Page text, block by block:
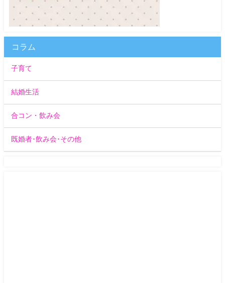
コラム
子育て
結婚生活
合コン・飲み会
既婚者･飲み会･その他